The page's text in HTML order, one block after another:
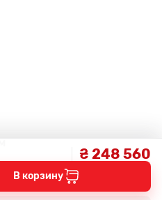
₴ 248 560
В корзину